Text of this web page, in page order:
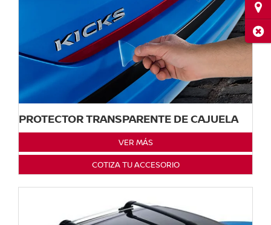
PROTECTOR TRANSPARENTE DE CAJUELA
VER MÁS
COTIZA TU ACCESORIO